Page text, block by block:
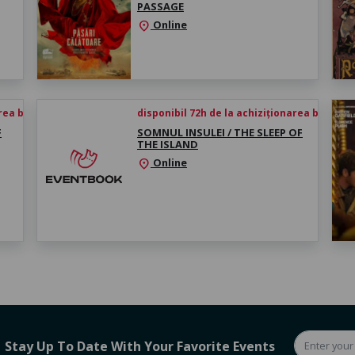
PASSAGE
location_on Online
biletului disponibil 72h de la achiziționarea biletului
SOMNUL INSULEI / THE SLEEP OF
THE ISLAND
location_on Online
Stay Up To Date With Your Favorite Events